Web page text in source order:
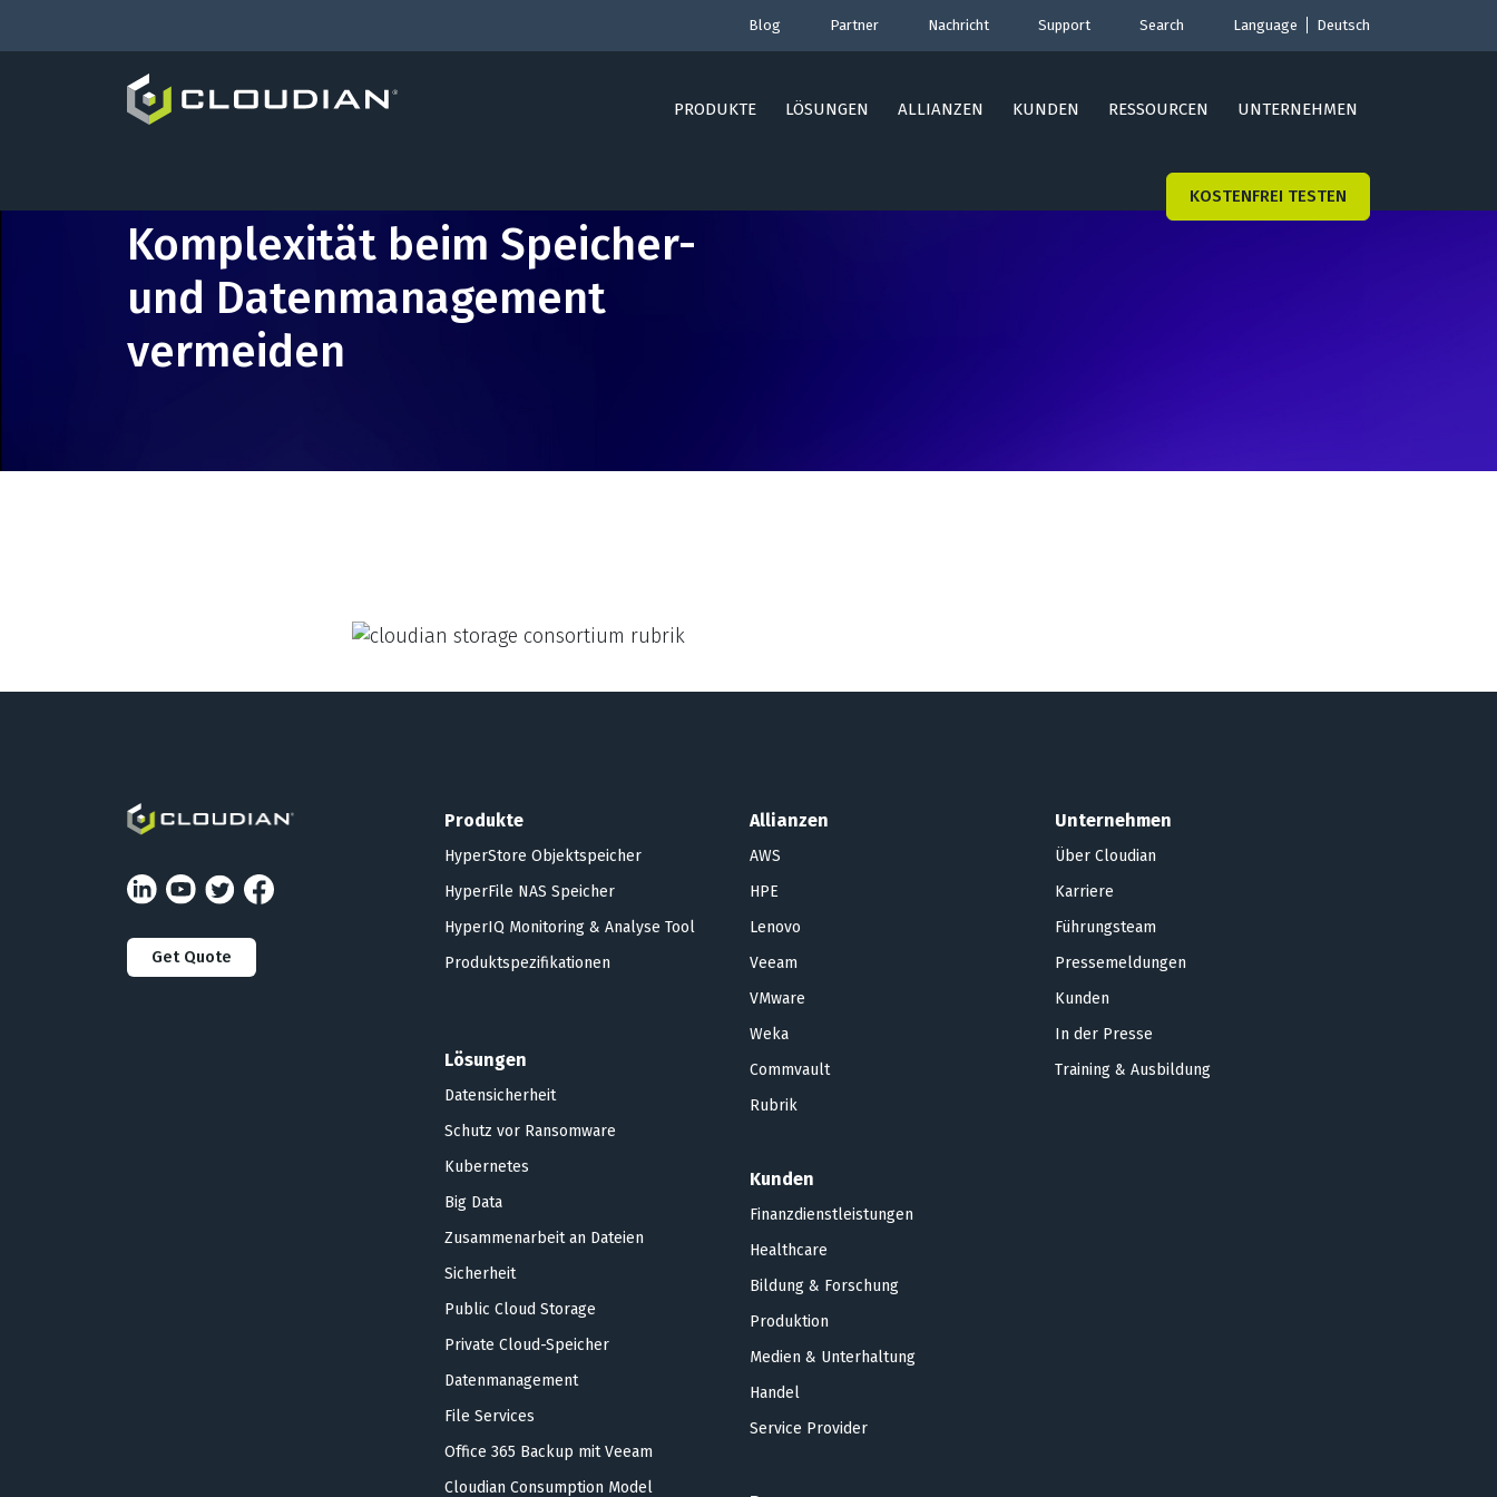
Blog Partner Nachricht Support Search Language Deutsch
PRODUKTE LÖSUNGEN ALLIANZEN KUNDEN RESSOURCEN UNTERNEHMEN
KOSTENFREI TESTEN
Komplexität beim Speicher-
und Datenmanagement
vermeiden
Get Quote
Produkte
HyperStore Objektspeicher
HyperFile NAS Speicher
HyperIQ Monitoring & Analyse Tool
Produktspezifikationen
Lösungen
Datensicherheit
Schutz vor Ransomware
Kubernetes
Big Data
Zusammenarbeit an Dateien
Sicherheit
Public Cloud Storage
Private Cloud-Speicher
Datenmanagement
File Services
Office 365 Backup mit Veeam
Cloudian Consumption Model
Allianzen
AWS
HPE
Lenovo
Veeam
VMware
Weka
Commvault
Rubrik
Kunden
Finanzdienstleistungen
Healthcare
Bildung & Forschung
Produktion
Medien & Unterhaltung
Handel
Service Provider
Unternehmen
Über Cloudian
Karriere
Führungsteam
Pressemeldungen
Kunden
In der Presse
Training & Ausbildung